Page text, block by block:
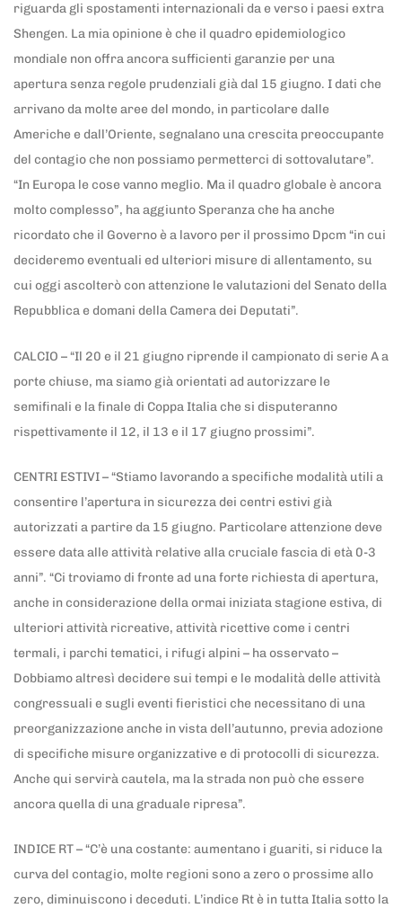
riguarda gli spostamenti internazionali da e verso i paesi extra
Shengen. La mia opinione è che il quadro epidemiologico
mondiale non offra ancora sufficienti garanzie per una
apertura senza regole prudenziali già dal 15 giugno. I dati che
arrivano da molte aree del mondo, in particolare dalle
Americhe e dall’Oriente, segnalano una crescita preoccupante
del contagio che non possiamo permetterci di sottovalutare”.
“In Europa le cose vanno meglio. Ma il quadro globale è ancora
molto complesso”, ha aggiunto Speranza che ha anche
ricordato che il Governo è a lavoro per il prossimo Dpcm “in cui
decideremo eventuali ed ulteriori misure di allentamento, su
cui oggi ascolterò con attenzione le valutazioni del Senato della
Repubblica e domani della Camera dei Deputati”.
CALCIO – “Il 20 e il 21 giugno riprende il campionato di serie A a
porte chiuse, ma siamo già orientati ad autorizzare le
semifinali e la finale di Coppa Italia che si disputeranno
rispettivamente il 12, il 13 e il 17 giugno prossimi”.
CENTRI ESTIVI – “Stiamo lavorando a specifiche modalità utili a
consentire l’apertura in sicurezza dei centri estivi già
autorizzati a partire da 15 giugno. Particolare attenzione deve
essere data alle attività relative alla cruciale fascia di età 0-3
anni”. “Ci troviamo di fronte ad una forte richiesta di apertura,
anche in considerazione della ormai iniziata stagione estiva, di
ulteriori attività ricreative, attività ricettive come i centri
termali, i parchi tematici, i rifugi alpini – ha osservato –
Dobbiamo altresì decidere sui tempi e le modalità delle attività
congressuali e sugli eventi fieristici che necessitano di una
preorganizzazione anche in vista dell’autunno, previa adozione
di specifiche misure organizzative e di protocolli di sicurezza.
Anche qui servirà cautela, ma la strada non può che essere
ancora quella di una graduale ripresa”.
INDICE RT – “C’è una costante: aumentano i guariti, si riduce la
curva del contagio, molte regioni sono a zero o prossime allo
zero, diminuiscono i deceduti. L’indice Rt è in tutta Italia sotto la